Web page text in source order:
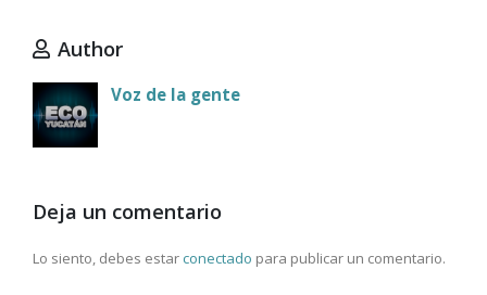
Author
Voz de la gente
Deja un comentario
Lo siento, debes estarconectado para publicar un comentario.